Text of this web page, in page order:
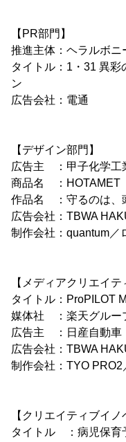
【PR部門】
推進主体：ヘラルボニ
タイトル：1・31 異
ン
広告会社：電通
【デザイン部門】
広告主 ：甲子化学工
商品名 ：HOTAMET
作品名 ：守るのは、
広告会社：TBWA
制作会社：quantum／
【メディアクリエイテ
タイトル：ProPILOT
媒体社 ：楽天グルー
広告主 ：日産自動車
広告会社：TBWA
制作会社：TYO
【クリエイティブイノ
タイトル ：病児保育